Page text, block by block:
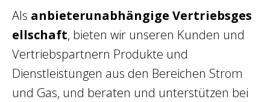
Als anbieterunabhängige Vertriebsges
ellschaft, bieten wir unseren Kunden und
Vertriebspartnern Produkte und
Dienstleistungen aus den Bereichen Strom
und Gas, und beraten und unterstützen bei